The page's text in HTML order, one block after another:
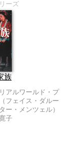
ーズ
族
アルワールド・プ
フェイス・ダルー
ー・メンツェル）
子